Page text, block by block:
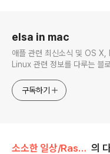
elsa in mac
애플 관련 최신소식 및 OS X,
Linux 관련 정보를 다루는 블
구독하기
소소한 일상/Raspberry Pi 의